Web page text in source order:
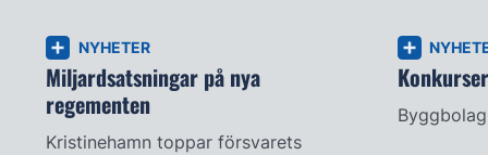
NYHETER
Miljardsatsningar på nya
regementen
Kristinehamn toppar försvarets